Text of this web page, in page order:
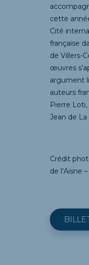
cette
Cité
française
de Villers-
œuvres
argument
auteurs
Pierre
Jean de
Crédit
de l’Aisne